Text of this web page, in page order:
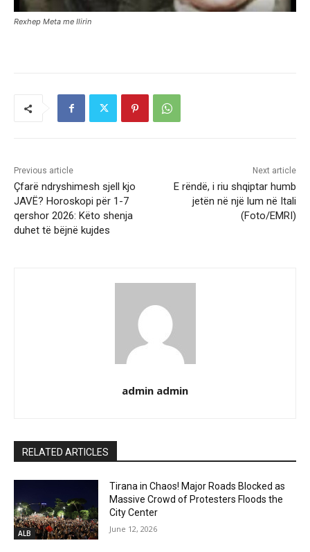
Rexhep Meta me Ilirin
Previous article
Çfarë ndryshimesh sjell kjo
JAVË? Horoskopi për 1-7
qershor 2026: Këto shenja
duhet të bëjnë kujdes
Next article
E rëndë, i riu shqiptar humb
jetën në një lum në Itali
(Foto/EMRI)
admin admin
RELATED ARTICLES
ALB
Tirana in Chaos! Major Roads Blocked as
Massive Crowd of Protesters Floods the
City Center
June 12, 2026